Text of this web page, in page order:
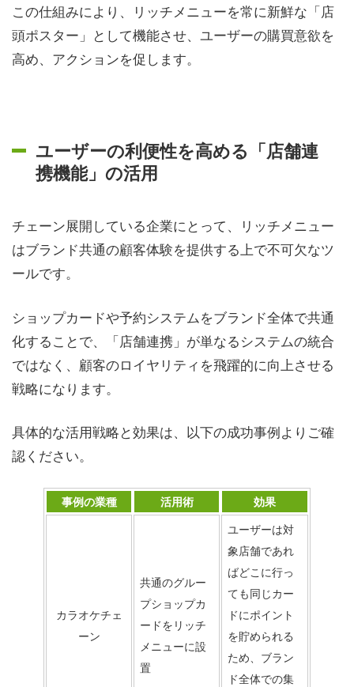
この仕組みにより、リッチメニューを常に新鮮な「店
頭ポスター」として機能させ、ユーザーの購買意欲を
高め、アクションを促します。
ユーザーの利便性を高める「店舗連
携機能」の活用
チェーン展開している企業にとって、リッチメニュー
はブランド共通の顧客体験を提供する上で不可欠なツ
ールです。
ショップカードや予約システムをブランド全体で共通
化することで、「店舗連携」が単なるシステムの統合
ではなく、顧客のロイヤリティを飛躍的に向上させる
戦略になります。
具体的な活用戦略と効果は、以下の成功事例よりご確
認ください。
事例の業種 活用術 効果
カラオケチェ
ーン
共通のグルー
プショップカ
ードをリッチ
メニューに設
置
ユーザーは対
象店舗であれ
ばどこに行っ
ても同じカー
ドにポイント
を貯められる
ため、ブラン
ド全体での集